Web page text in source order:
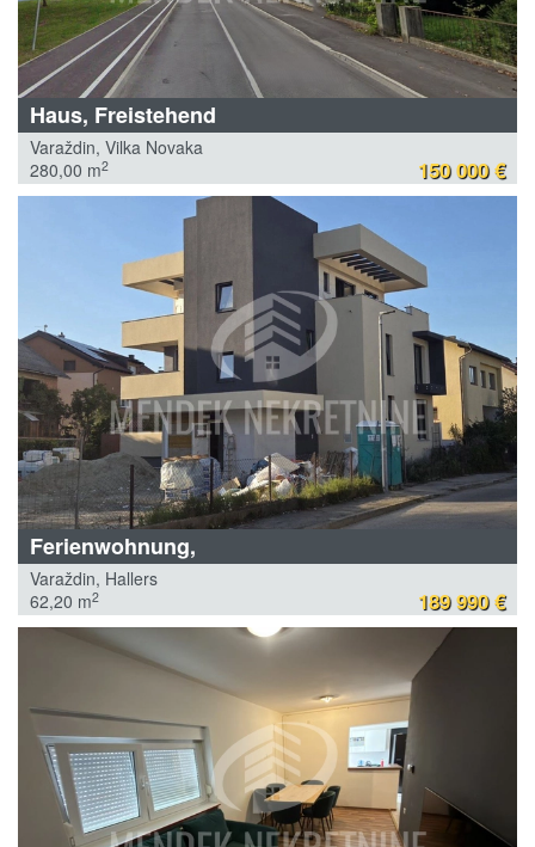
Haus, Freistehend
Varaždin, Vilka Novaka
280,00 m2 150 000 €
Ferienwohnung,
Varaždin, Hallers
62,20 m2 189 990 €